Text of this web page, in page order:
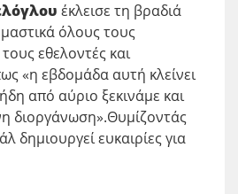
έκλεισε τη βραδιά
όλους τους
εθελοντές και
«η εβδομάδα αυτή κλείνει
από αύριο ξεκινάμε και
διοργάνωση».Θυμίζοντάς
δημιουργεί ευκαιρίες για